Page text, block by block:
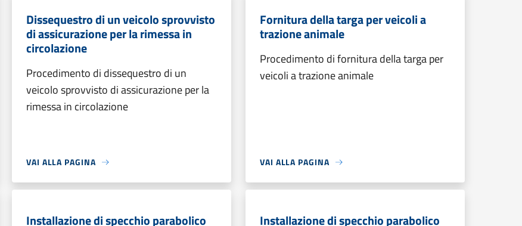
Dissequestro di un veicolo sprovvisto
di assicurazione per la rimessa in
circolazione
Procedimento di dissequestro di un
veicolo sprovvisto di assicurazione per la
rimessa in circolazione
VAI ALLA PAGINA
Fornitura della targa per veicoli a
trazione animale
Procedimento di fornitura della targa per
veicoli a trazione animale
VAI ALLA PAGINA
Installazione di specchio parabolico Installazione di specchio parabolico